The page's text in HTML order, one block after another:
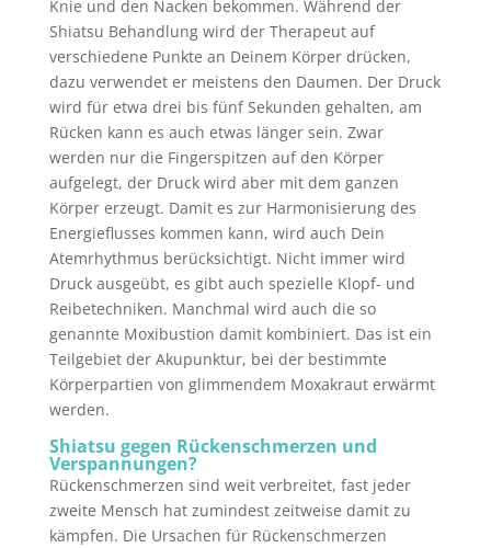
Knie und den Nacken bekommen. Während der
Shiatsu Behandlung wird der Therapeut auf
verschiedene Punkte an Deinem Körper drücken,
dazu verwendet er meistens den Daumen. Der Druck
wird für etwa drei bis fünf Sekunden gehalten, am
Rücken kann es auch etwas länger sein. Zwar
werden nur die Fingerspitzen auf den Körper
aufgelegt, der Druck wird aber mit dem ganzen
Körper erzeugt. Damit es zur Harmonisierung des
Energieflusses kommen kann, wird auch Dein
Atemrhythmus berücksichtigt. Nicht immer wird
Druck ausgeübt, es gibt auch spezielle Klopf- und
Reibetechniken. Manchmal wird auch die so
genannte Moxibustion damit kombiniert. Das ist ein
Teilgebiet der Akupunktur, bei der bestimmte
Körperpartien von glimmendem Moxakraut erwärmt
werden.
Shiatsu gegen Rückenschmerzen und
Verspannungen?
Rückenschmerzen sind weit verbreitet, fast jeder
zweite Mensch hat zumindest zeitweise damit zu
kämpfen. Die Ursachen für Rückenschmerzen